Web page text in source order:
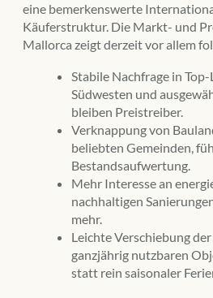
eine bemerkenswerte
Käuferstruktur. Die Markt- und
Mallorca zeigt derzeit vor allem
Stabile Nachfrage in Top-
Südwesten und
bleiben Preistreiber.
Verknappung von
beliebten Gemeinden,
Bestandsaufwertung.
Mehr Interesse an
nachhaltigen
mehr.
Leichte Verschiebung
ganzjährig nutzbaren
statt rein saisonaler